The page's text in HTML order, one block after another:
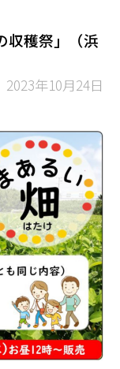
収穫祭」（浜
2023年10月24日